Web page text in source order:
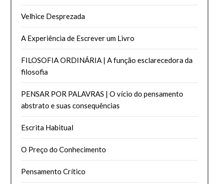
Velhice Desprezada
A Experiência de Escrever um Livro
FILOSOFIA ORDINÁRIA | A função esclarecedora da
filosofia
PENSAR POR PALAVRAS | O vício do pensamento
abstrato e suas consequências
Escrita Habitual
O Preço do Conhecimento
Pensamento Crítico